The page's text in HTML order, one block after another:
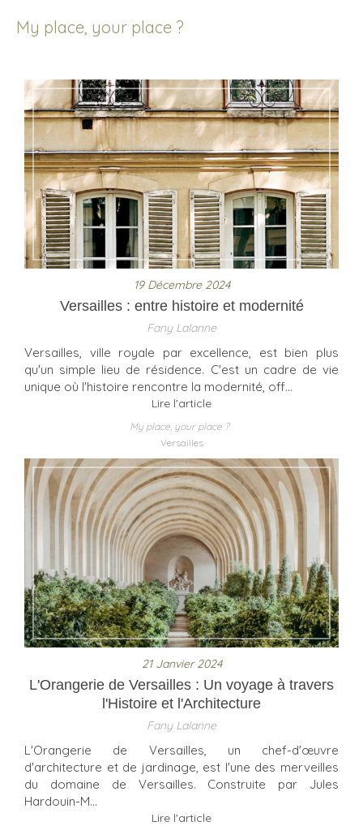
My place, your place ?
19 Décembre 2024
Versailles : entre histoire et modernité
Fany Lalanne
Versailles, ville royale par excellence, est bien plus
qu'un simple lieu de résidence. C'est un cadre de vie
unique où l'histoire rencontre la modernité, off...
Lire l'article
My place, your place ?
Versailles
21 Janvier 2024
L'Orangerie de Versailles : Un voyage à travers
l'Histoire et l'Architecture
Fany Lalanne
L'Orangerie de Versailles, un chef-d'œuvre
d'architecture et de jardinage, est l'une des merveilles
du domaine de Versailles. Construite par Jules
Hardouin-M...
Lire l'article